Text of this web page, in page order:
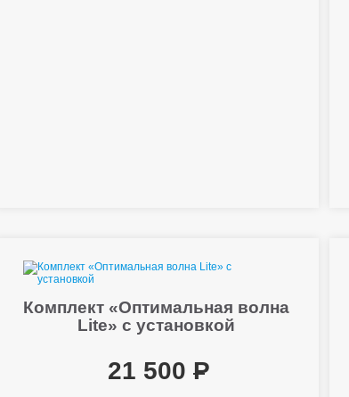
Комплект «Оптимальная волна
Lite» с установкой
21 500